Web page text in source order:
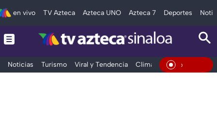
en vivo TV Azteca Azteca UNO Azteca 7 Deportes
Noticias Turismo Viral y Tendencia Clima Deportes En Vivo